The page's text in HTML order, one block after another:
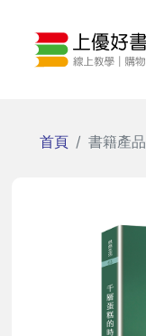
首頁 書籍產品